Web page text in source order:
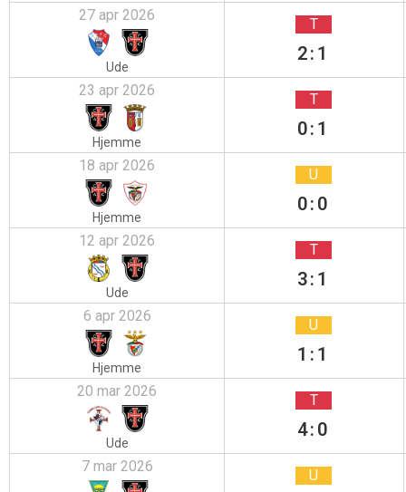
27 apr 2026
Ude
T
2:1
23 apr 2026
Hjemme
T
0:1
18 apr 2026
Hjemme
U
0:0
12 apr 2026
Ude
T
3:1
6 apr 2026
Hjemme
U
1:1
20 mar 2026
Ude
T
4:0
7 mar 2026 U